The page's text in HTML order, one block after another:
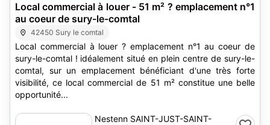
Local commercial à louer - 51 m² ? emplacement n°1
au coeur de sury-le-comtal
42450 Sury le comtal
Local commercial à louer ? emplacement n°1 au coeur de
sury-le-comtal ! idéalement situé en plein centre de sury-le-
comtal, sur un emplacement bénéficiant d'une très forte
visibilité, ce local commercial de 51 m² constitue une belle
opportunité...
Nestenn SAINT-JUST-SAINT-